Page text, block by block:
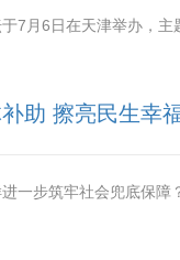
7月6日在天津举办，
助 擦亮民生幸
一步筑牢社会兜底保